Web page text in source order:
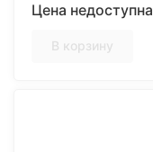
(Лесная черника)
Цена недоступна
В корзину